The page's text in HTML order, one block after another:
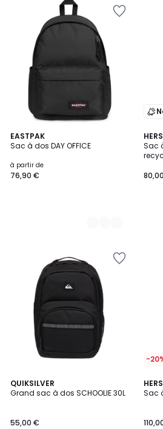
EASTPAK
Sac à dos DAY OFFICE
à partir de
76,90 €
8
Couleurs
Sac
3
QUIKSILVER
Grand sac à dos SCHOOLIE 30L
55,00 €
3
Couleurs
-
Sac
4,5
/ 5
2